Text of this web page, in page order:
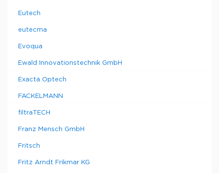
Eutech
eutecma
Evoqua
Ewald Innovationstechnik GmbH
Exacta Optech
FACKELMANN
filtraTECH
Franz Mensch GmbH
Fritsch
Fritz Arndt Frikmar KG